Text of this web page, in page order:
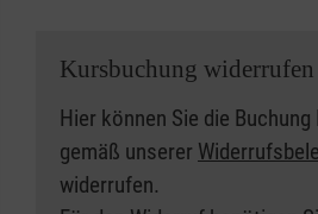
Kursbuchung widerrufen
Hier können Sie die
gemäß unserer
widerrufen.